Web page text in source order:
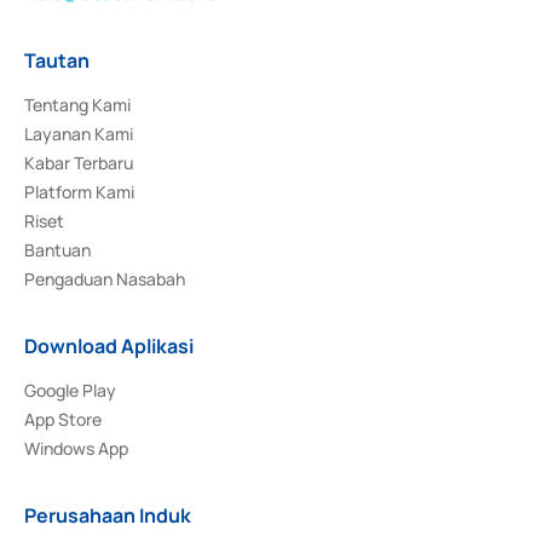
Tautan
Tentang Kami
Layanan Kami
Kabar Terbaru
Platform Kami
Riset
Bantuan
Pengaduan Nasabah
Download Aplikasi
Google Play
App Store
Windows App
Perusahaan Induk